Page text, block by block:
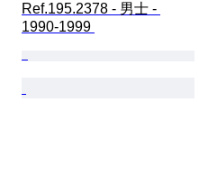
Ref.195.2378 - 男士 -
1990-1999